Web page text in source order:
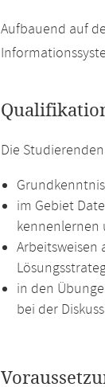
Aufbauend auf
Die
im Gebiet
kennenlernen
in den
bei der